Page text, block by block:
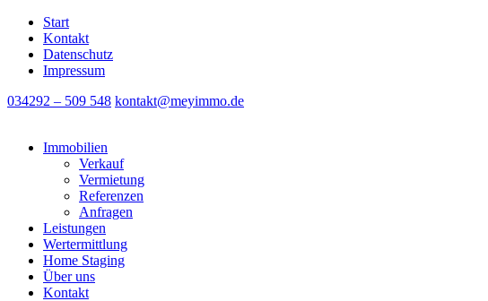
Start
Kontakt
Datenschutz
Impressum
034292 – 509 548 kontakt@meyimmo.de
Immobilien
Verkauf
Vermietung
Referenzen
Anfragen
Leistungen
Wertermittlung
Home Staging
Über uns
Kontakt